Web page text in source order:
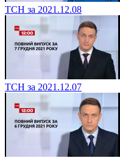
ТСН за 2021.12.08
ТСН за 2021.12.07